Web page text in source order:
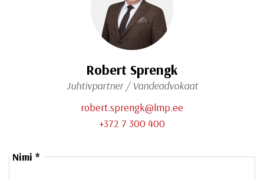
Robert Sprengk
Juhtivpartner / Vandeadvokaat
robert.sprengk@lmp.ee
+372 7 300 400
Nimi *